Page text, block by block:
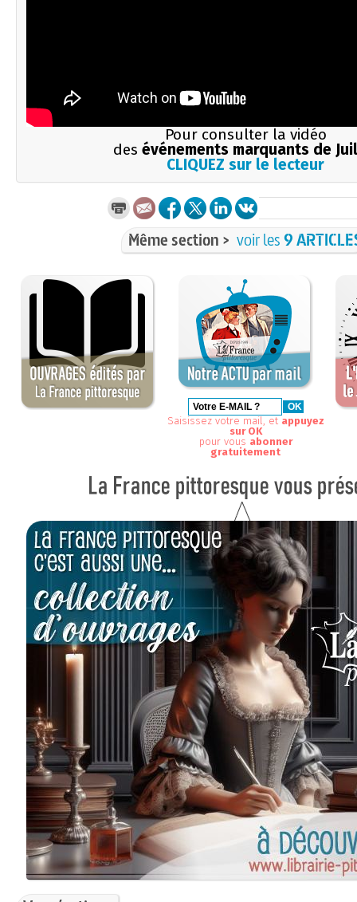
Pour consulter la vidéo
des événements marquants de
CLIQUEZ sur le lecteur
Même section > voir les9
Saisissez votre mail, et appuyez
sur OK
pour vous abonner
gratuitement